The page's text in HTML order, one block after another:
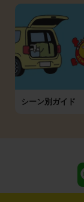
シーン別ガイド